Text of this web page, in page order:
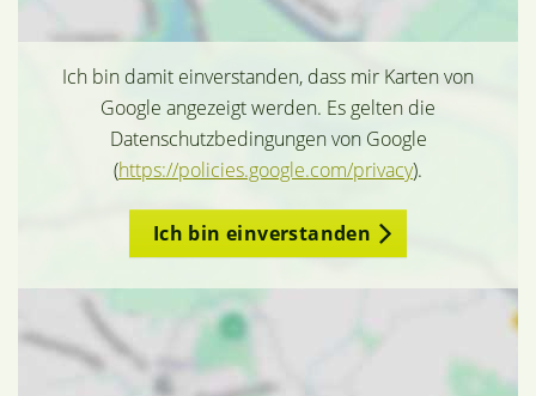
Ich bin damit einverstanden, dass mir Karten von
Google angezeigt werden. Es gelten die
Datenschutzbedingungen von Google
(https://policies.google.com/privacy).
Ich bin einverstanden